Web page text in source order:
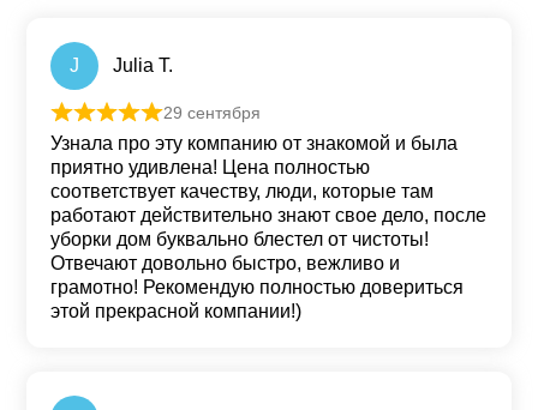
J Julia T.
Оценка
29 сентября
Узнала про эту компанию от знакомой и была
приятно удивлена! Цена полностью
соответствует качеству, люди, которые там
работают действительно знают свое дело, после
уборки дом буквально блестел от чистоты!
Отвечают довольно быстро, вежливо и
грамотно! Рекомендую полностью довериться
этой прекрасной компании!)